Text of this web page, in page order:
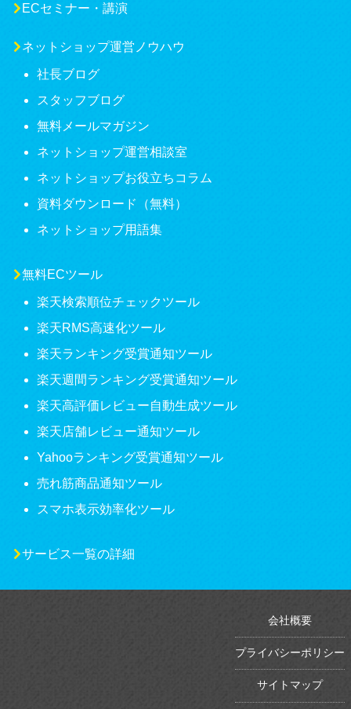
ECセミナー・講演
ネットショップ運営ノウハウ
社長ブログ
スタッフブログ
無料メールマガジン
ネットショップ運営相談室
ネットショップお役立ちコラム
資料ダウンロード（無料）
ネットショップ用語集
無料ECツール
楽天検索順位チェックツール
楽天RMS高速化ツール
楽天ランキング受賞通知ツール
楽天週間ランキング受賞通知ツール
楽天高評価レビュー自動生成ツール
楽天店舗レビュー通知ツール
Yahooランキング受賞通知ツール
売れ筋商品通知ツール
スマホ表示効率化ツール
サービス一覧の詳細
会社概要
プライバシーポリシー
サイトマップ